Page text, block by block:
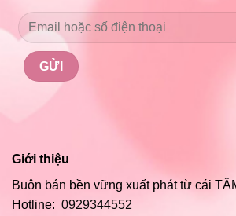
Giới thiệu
Buôn bán bền vững xuất phát từ cái
Hotline: 0929344552